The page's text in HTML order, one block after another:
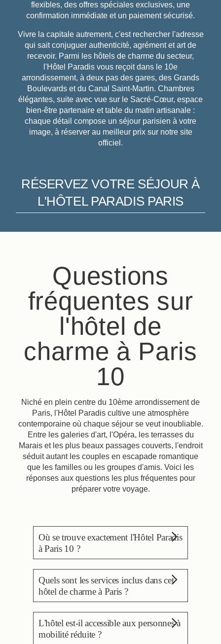
flexibles, des offres spéciales exclusives, une
confirmation immédiate et un paiement sécurisé.
Vivre la capitale autrement, c'est rechercher l'adresse
qui sait conjuguer authenticité, agrément et art de
recevoir. Parmi les hôtels de charme du secteur,
l'Hôtel Paradis vous reçoit dans le 10e
arrondissement, à deux pas des gares, des Grands
Boulevards et du Canal Saint-Martin. Chambres
élégantes, suite avec vue sur le Sacré-Cœur, espace
bien-être partenaire et table du matin artisanale :
chaque détail compose un séjour parisien à votre
image, à réserver au meilleur prix sur notre site
officiel.
RÉSERVEZ VOTRE SÉJOUR À
L'HÔTEL PARADIS PARIS
Questions
fréquentes sur
l'hôtel de
charme à Paris
10
Niché en plein centre du 10ème arrondissement de
Paris, l'Hôtel Paradis cultive une atmosphère
contemporaine où chaque séjour se veut inoubliable.
Entre les galeries d'art, l'Opéra, les terrasses du
Marais et les plus beaux passages couverts, l'endroit
séduit autant les couples en escapade romantique
que les familles ou les groupes d'amis. Voici les
réponses aux questions les plus fréquentes pour
préparer votre voyage.
Où se trouve exactement l'Hôtel Paradis
à Paris 10 ?
L'Hôtel Paradis se situe au
41 rue des Petites-Écuries,
de Paris, entre la rue Paradis
et le boulevard de
Strasbourg. Il se trouve à
Quels sont les services inclus dans cet
hôtel de charme à Paris ?
Le séjour comprend le wifi
gratuit, une réception ouverte
L'hôtel est-il accessible aux personnes à
mobilité réduite ?